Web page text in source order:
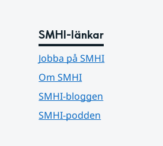
SMHI-länkar
Jobba på SMHI
Om SMHI
SMHI-bloggen
SMHI-podden